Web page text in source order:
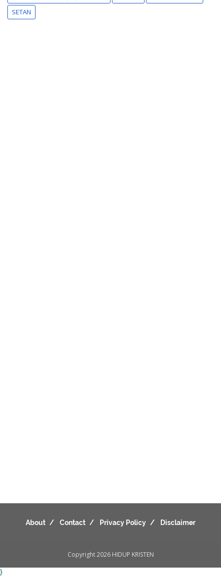
SETAN
About Contact Privacy Policy Disclaimer
Copyright 2026 HIDUP KRISTEN
}